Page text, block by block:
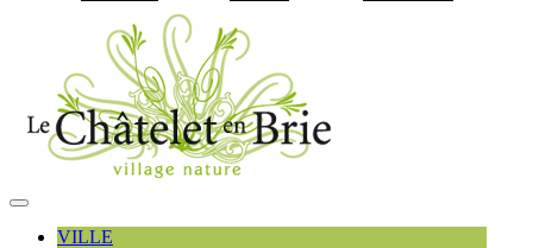
MENU
PRINCIPAL
VILLE